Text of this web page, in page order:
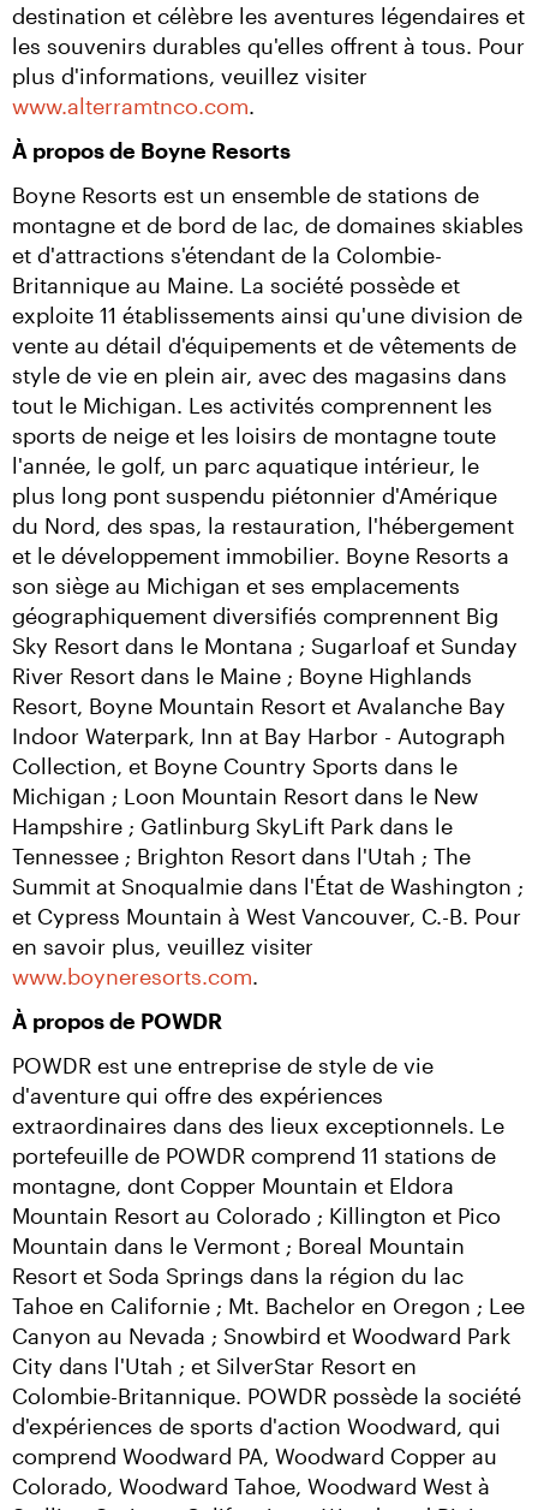
destination et célèbre les aventures légendaires et
les souvenirs durables qu'elles offrent à tous. Pour
www.alterramtnco.com.
À propos de Boyne Resorts
Boyne Resorts est un ensemble de stations de
montagne et de bord de lac, de domaines skiables
et d'attractions s'étendant de la Colombie-
Britannique au Maine. La société possède et
exploite 11 établissements ainsi qu'une division de
vente au détail d'équipements et de vêtements de
style de vie en plein air, avec des magasins dans
tout le Michigan. Les activités comprennent les
sports de neige et les loisirs de montagne toute
l'année, le golf, un parc aquatique intérieur, le
plus long pont suspendu piétonnier d'Amérique
du Nord, des spas, la restauration, l'hébergement
et le développement immobilier. Boyne Resorts a
son siège au Michigan et ses emplacements
géographiquement diversifiés comprennent Big
Sky Resort dans le Montana ; Sugarloaf et Sunday
River Resort dans le Maine ; Boyne Highlands
Resort, Boyne Mountain Resort et Avalanche Bay
Indoor Waterpark, Inn at Bay Harbor - Autograph
Collection, et Boyne Country Sports dans le
Michigan ; Loon Mountain Resort dans le New
Hampshire ; Gatlinburg SkyLift Park dans le
Tennessee ; Brighton Resort dans l'Utah ; The
Summit at Snoqualmie dans l'État de Washington ;
et Cypress Mountain à West Vancouver, C.-B. Pour
www.boyneresorts.com.
À propos de POWDR
POWDR est une entreprise de style de vie
d'aventure qui offre des expériences
extraordinaires dans des lieux exceptionnels. Le
portefeuille de POWDR comprend 11 stations de
montagne, dont Copper Mountain et Eldora
Mountain Resort au Colorado ; Killington et Pico
Mountain dans le Vermont ; Boreal Mountain
Resort et Soda Springs dans la région du lac
Tahoe en Californie ; Mt. Bachelor en Oregon ; Lee
Canyon au Nevada ; Snowbird et Woodward Park
City dans l'Utah ; et SilverStar Resort en
Colombie-Britannique. POWDR possède la société
d'expériences de sports d'action Woodward, qui
comprend Woodward PA, Woodward Copper au
Colorado, Woodward Tahoe, Woodward West à